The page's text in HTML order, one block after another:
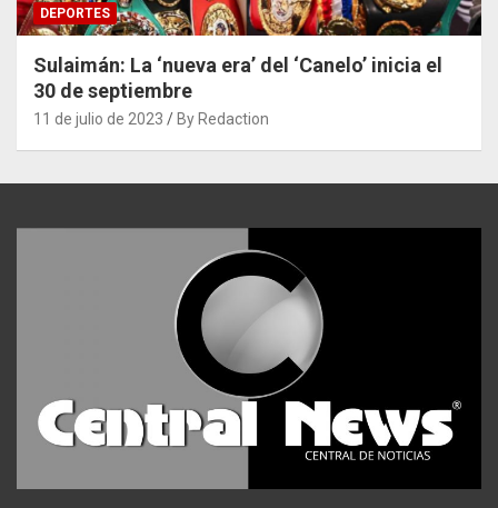
DEPORTES
Sulaimán: La ‘nueva era’ del ‘Canelo’ inicia el
30 de septiembre
11 de julio de 2023 By Redaction